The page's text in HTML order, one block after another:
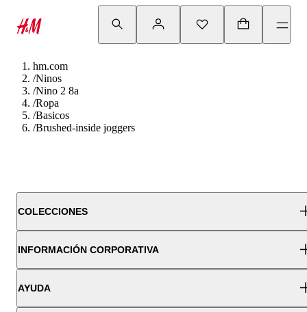
hm.com
/Ninos
/Nino 2 8a
/Ropa
/Basicos
/Brushed-inside joggers
COLECCIONES
INFORMACIÓN CORPORATIVA
AYUDA